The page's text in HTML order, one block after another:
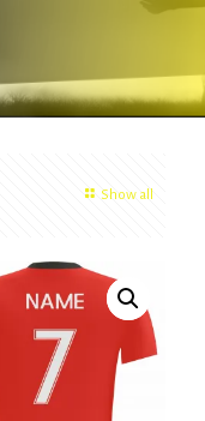
Show all